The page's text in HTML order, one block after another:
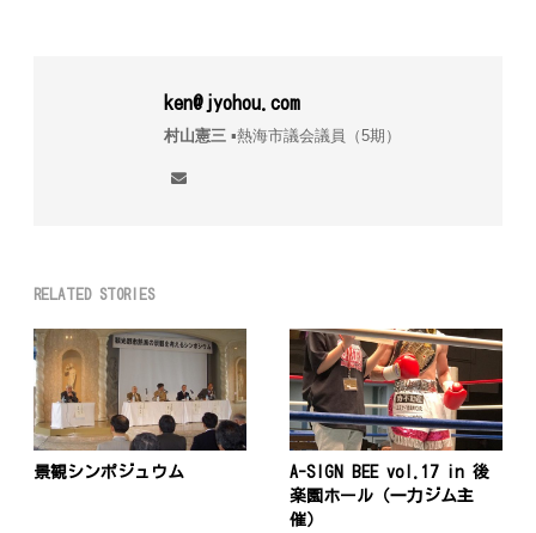
ken@jyohou.com
村山憲三▪︎熱海市議会議員（5期）
RELATED STORIES
景観シンポジュウム
A-SIGN BEE vol.17 in 後
楽園ホール（一力ジム主
催）